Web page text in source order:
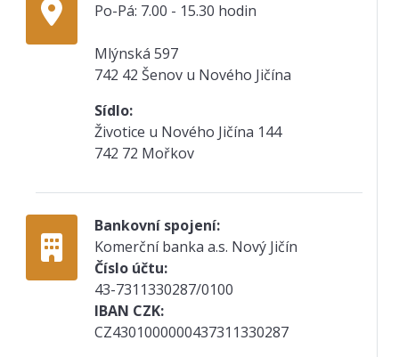
Po-Pá: 7.00 - 15.30 hodin
Mlýnská 597
742 42 Šenov u Nového Jičína
Sídlo:
Životice u Nového Jičína 144
742 72 Mořkov
Bankovní spojení:
Komerční banka a.s. Nový Jičín
Číslo účtu:
43-7311330287/0100
IBAN CZK:
CZ4301000000437311330287